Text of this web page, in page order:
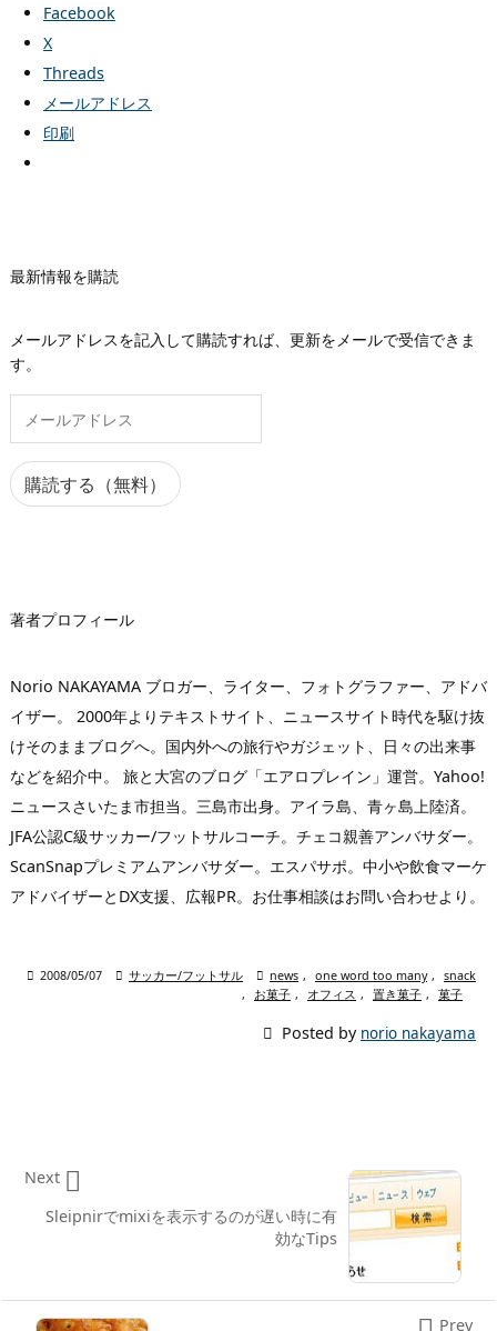
Facebook
X
Threads
メールアドレス
印刷
最新情報を購読
メールアドレスを記入して購読すれば、更新をメールで受信できま
す。
ア
ド
購読する（無料）
著者プロフィール
Norio NAKAYAMA ブロガー、ライター、フォトグラファー、アドバ
イザー。 2000年よりテキストサイト、ニュースサイト時代を駆け抜
けそのままブログへ。国内外への旅行やガジェット、日々の出来事
などを紹介中。 旅と大宮のブログ「エアロプレイン」運営。Yahoo!
ニュースさいたま市担当。三島市出身。アイラ島、青ヶ島上陸済。
JFA公認C級サッカー/フットサルコーチ。チェコ親善アンバサダー。
ScanSnapプレミアムアンバサダー。エスパサポ。中小や飲食マーケ
アドバイザーとDX支援、広報PR。お仕事相談はお問い合わせより。
 2008/05/07  サッカー/フットサル  news , one word too many ,
snack
,
お菓子 , オフィス , 置き菓子 , 菓子
 Posted by norio nakayama
Sleipnirでmixiを表示するのが遅い時に有
効なTips

Next
Prev